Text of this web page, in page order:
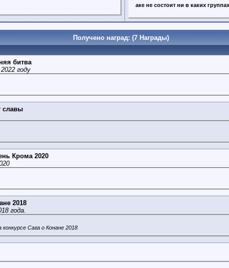
аке не состоит ни в каких группах
Получено наград: (7 Награды)
битва
году
славы
Крома 2020
2018
года.
Сага о Конане 2018